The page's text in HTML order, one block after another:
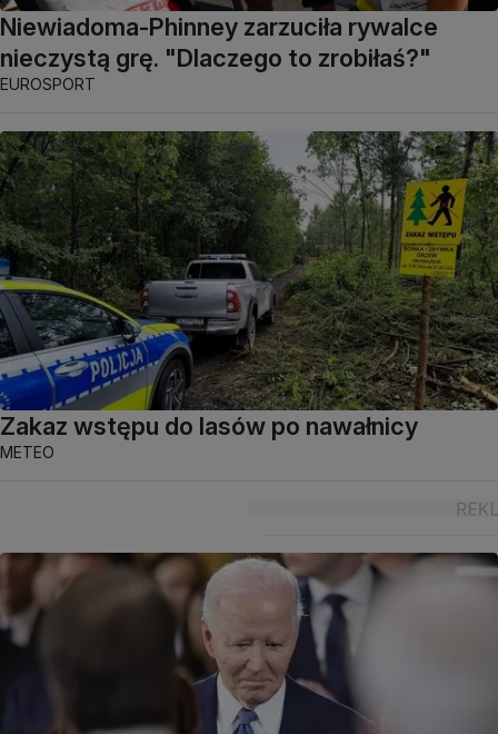
Niewiadoma-Phinney zarzuciła rywalce
nieczystą grę. "Dlaczego to zrobiłaś?"
EUROSPORT
Zakaz wstępu do lasów po nawałnicy
METEO